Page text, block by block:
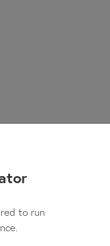
to run